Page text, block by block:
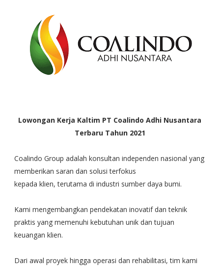
Lowongan Kerja Kaltim PT Coalindo Adhi Nusantara
Terbaru Tahun 2021
Coalindo Group adalah konsultan independen nasional yang
memberikan saran dan solusi terfokus
kepada klien, terutama di industri sumber daya bumi.
Kami mengembangkan pendekatan inovatif dan teknik
praktis yang memenuhi kebutuhan unik dan tujuan
keuangan klien.
Dari awal proyek hingga operasi dan rehabilitasi, tim kami